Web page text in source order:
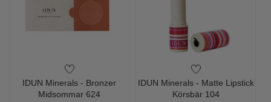
IDUN Minerals - Bronzer
Midsommar 624
IDUN Minerals - Matte Lipstick
Körsbär 104